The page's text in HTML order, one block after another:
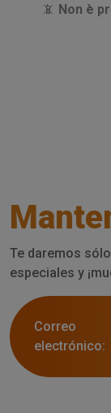
📵 Non è
Te daremos
especiales y
Correo
electrónico: